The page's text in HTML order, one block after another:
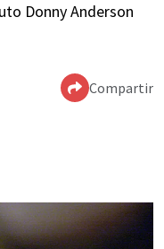
Donny Anderson
Compartir